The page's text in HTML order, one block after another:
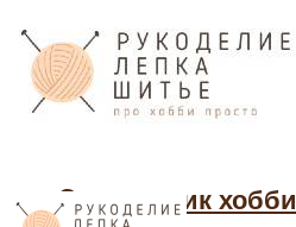
Cправочник хобби